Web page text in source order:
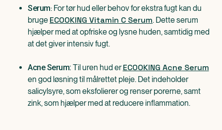
Serum: For tør hud eller behov for ekstra fugt kan du
bruge ECOOKING Vitamin C Serum. Dette serum
hjælper med at opfriske og lysne huden, samtidig med
at det giver intensiv fugt.
Acne Serum: Til uren hud erECOOKING Acne Serum
en god løsning til målrettet pleje. Det indeholder
salicylsyre, som eksfolierer og renser porerne, samt
zink, som hjælper med at reducere inflammation.